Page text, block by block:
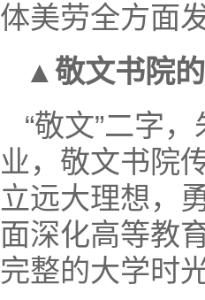
体美劳全方面
▲ 敬文书院
“敬文”二字
业，敬文书院
立远大理想，
面深化高等教
完整的大学时光